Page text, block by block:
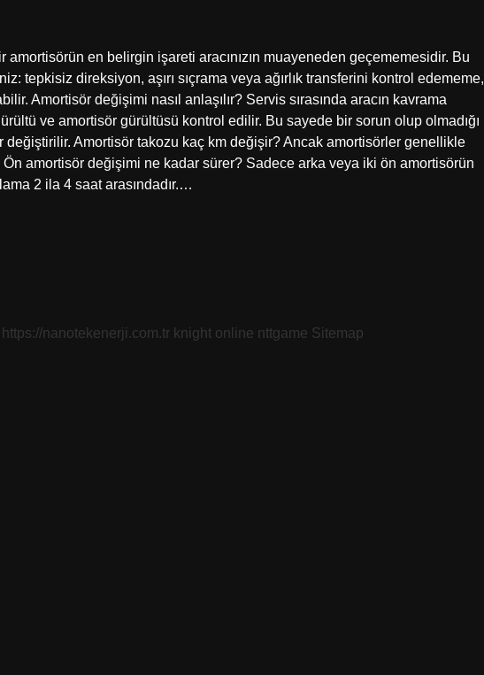
amortisörün en belirgin işareti aracınızın muayeneden geçememesidir. Bu
tepkisiz direksiyon, aşırı sıçrama veya ağırlık transferini kontrol edememe,
Amortisör değişimi nasıl anlaşılır? Servis sırasında aracın kavrama
ve amortisör gürültüsü kontrol edilir. Bu sayede bir sorun olup olmadığı
değiştirilir. Amortisör takozu kaç km değişir? Ancak amortisörler genellikle
amortisör değişimi ne kadar sürer? Sadece arka veya iki ön amortisörün
2 ila 4 saat arasındadır.…
https://nanotekenerji.com.tr knight online nttgame Sitemap